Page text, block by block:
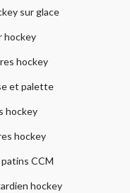
sur glace
hockey
hockey
et palette
hockey
hockey
CCM
hockey